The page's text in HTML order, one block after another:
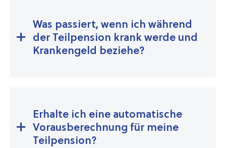
Was passiert, wenn ich während
der Teilpension krank werde und
Krankengeld beziehe?
Erhalte ich eine automatische
Vorausberechnung für meine
Teilpension?